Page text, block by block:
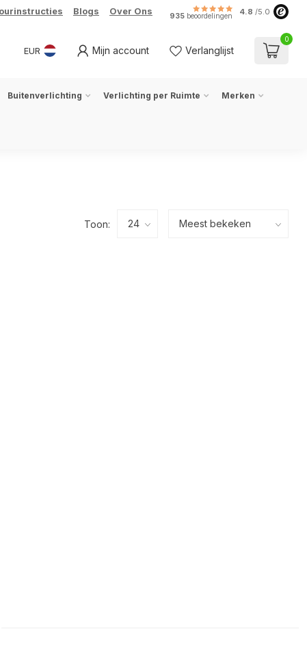
Blogs Over Ons 935 beoordelingen 4.8 /5.0
EUR Mijn account Verlanglijst
0
Buitenverlichting Verlichting per Ruimte Merken
Toon: